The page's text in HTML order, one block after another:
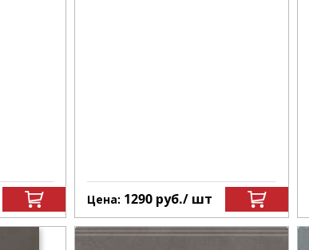
Цена: 1290 руб./ шт